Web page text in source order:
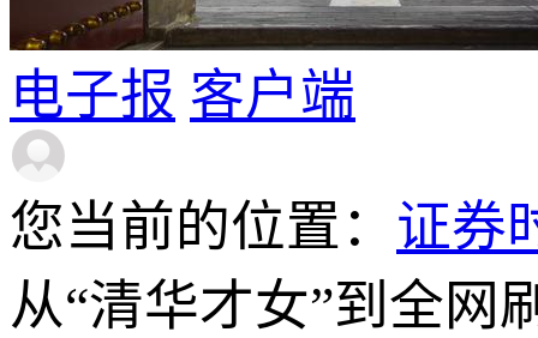
电子报 客户端
您当前的位置： 证券
从“清华才女”到全网